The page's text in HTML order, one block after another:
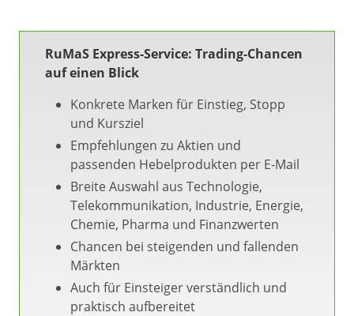
RuMaS Express-Service: Trading-Chancen
auf einen Blick
Konkrete Marken für Einstieg, Stopp
und Kursziel
Empfehlungen zu Aktien und
passenden Hebelprodukten per E-Mail
Breite Auswahl aus Technologie,
Telekommunikation, Industrie, Energie,
Chemie, Pharma und Finanzwerten
Chancen bei steigenden und fallenden
Märkten
Auch für Einsteiger verständlich und
praktisch aufbereitet